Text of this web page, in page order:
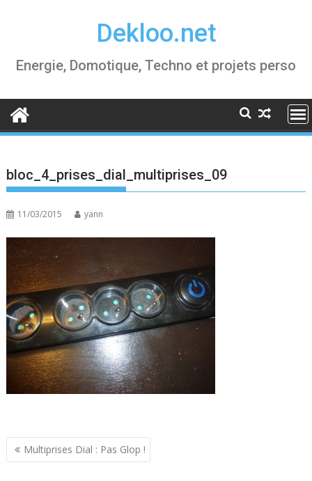
Dekloo.net
Energie, Domotique, Techno et projets perso
bloc_4_prises_dial_multiprises_09
11/03/2015 yann
Navigation
Multiprises Dial : Pas Glop !